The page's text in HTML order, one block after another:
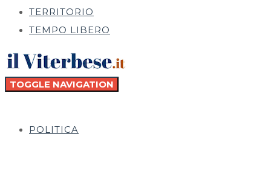
TERRITORIO
TEMPO LIBERO
TOGGLE NAVIGATION
POLITICA